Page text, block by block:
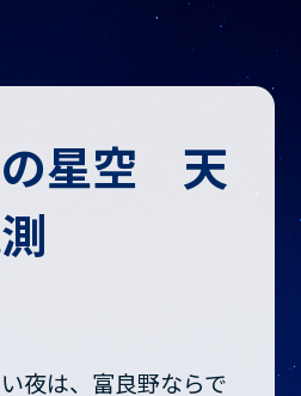
星空 天
夜は、富良野ならで